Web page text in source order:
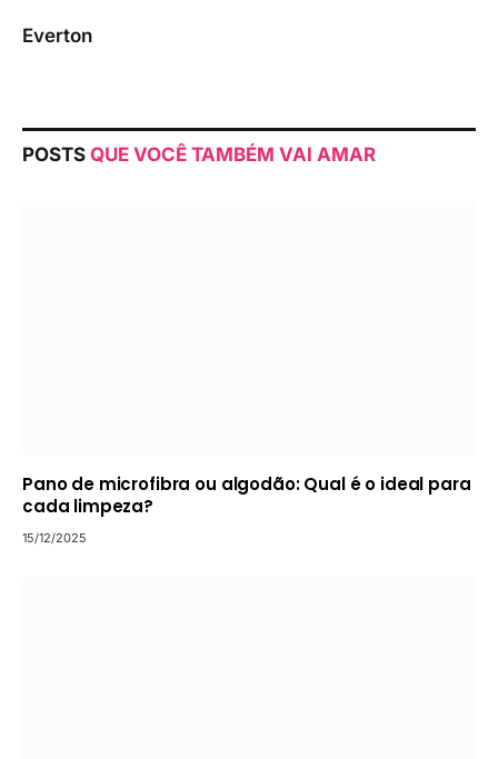
Everton
POSTS QUE VOCÊ TAMBÉM VAI AMAR
Pano de microfibra ou algodão: Qual é o ideal para
cada limpeza?
15/12/2025